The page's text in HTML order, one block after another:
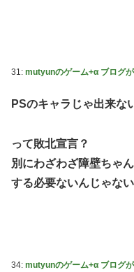
31: mutyunのゲーム+α ブログが
PSのキャラじゃ出来な
って敗北宣言？
別にわざわざ障壁ちゃ
する必要ないんじゃな
34: mutyunのゲーム+α ブログが